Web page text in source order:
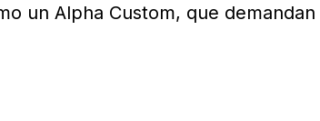
un Alpha Custom, que demandan